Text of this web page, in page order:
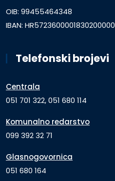
OIB: 99455464348
IBAN: HR5723600001830200000
Telefonski brojevi
Centrala
051 701 322, 051 680 114
Komunalno redarstvo
099 392 32 71
Glasnogovornica
051 680 164